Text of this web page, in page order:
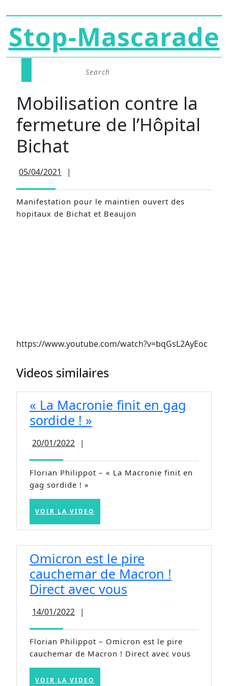
content
Stop-Mascarade
Button
Search
Mobilisation contre la
fermeture de l’Hôpital
Bichat
05/04/2021 05/04/2021
|
Manifestation pour le maintien ouvert des
hopitaux de Bichat et Beaujon
https://www.youtube.com/watch?v=bqGsL2AyEoc
Videos similaires
« La Macronie finit en gag
sordide ! »
en
gag
sordide
! »
20/01/2022 20/01/2022
|
Florian Philippot – « La Macronie finit en
gag sordide ! »
VOIR LA VIDEO
VIDEO
Omicron est le pire
cauchemar de Macron !
Direct avec vous
pire
cauchemar
14/01/2022 14/01/2022
|
Florian Philippot – Omicron est le pire
cauchemar de Macron ! Direct avec vous
VOIR LA VIDEO